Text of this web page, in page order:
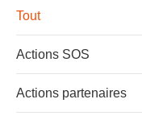
Tout
Actions SOS
Actions partenaires